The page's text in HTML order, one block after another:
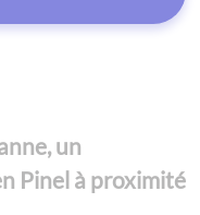
un
Pinel à proximité